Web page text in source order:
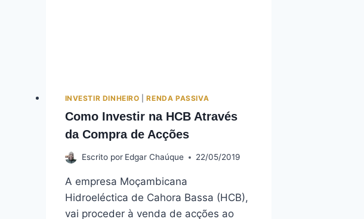
INVESTIR DINHEIRO |RENDA PASSIVA
Como Investir na HCB Através
da Compra de Acções
Escrito por Edgar Chaúque 22/05/2019
A empresa Moçambicana
Hidroeléctica de Cahora Bassa (HCB),
vai proceder à venda de acções ao